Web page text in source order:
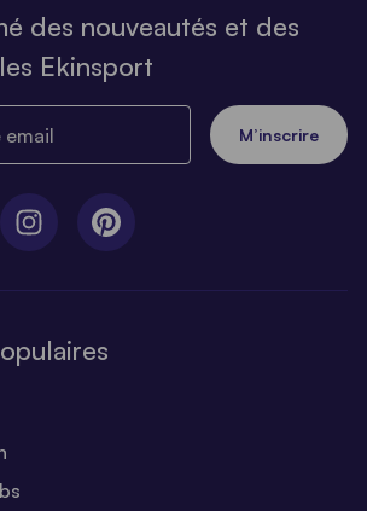
des nouveautés et des
Ekinsport
M’inscrire